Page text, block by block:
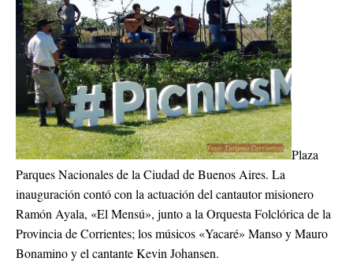
Plaza
Parques Nacionales de la Ciudad de Buenos Aires. La
inauguración contó con la actuación del cantautor misionero
Ramón Ayala, «El Mensú», junto a la Orquesta Folclórica de la
Provincia de Corrientes; los músicos «Yacaré» Manso y Mauro
Bonamino y el cantante Kevin Johansen.